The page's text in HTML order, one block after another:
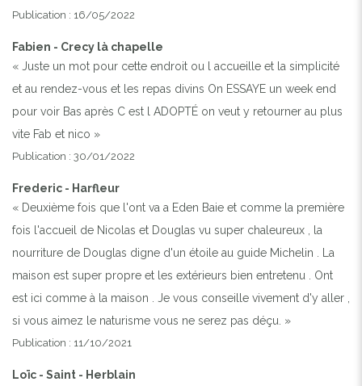
Publication : 16/05/2022
Fabien - Crecy là chapelle
« Juste un mot pour cette endroit ou l accueille et la simplicité
et au rendez-vous et les repas divins On ESSAYE un week end
pour voir Bas après C est l ADOPTÉ on veut y retourner au plus
vite Fab et nico »
Publication : 30/01/2022
Frederic - Harfleur
« Deuxième fois que l'ont va a Eden Baie et comme la première
fois l'accueil de Nicolas et Douglas vu super chaleureux , la
nourriture de Douglas digne d'un étoile au guide Michelin . La
maison est super propre et les extérieurs bien entretenu . Ont
est ici comme à la maison . Je vous conseille vivement d'y aller ,
si vous aimez le naturisme vous ne serez pas déçu. »
Publication : 11/10/2021
Loïc - Saint - Herblain